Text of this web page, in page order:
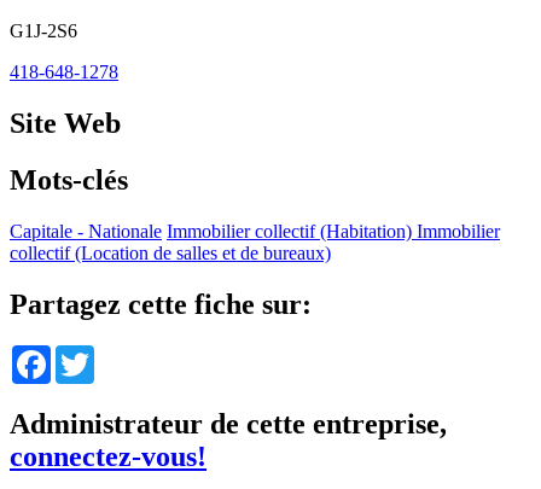
G1J-2S6
418-648-1278
Site Web
Mots-clés
Capitale - Nationale Immobilier collectif (Habitation) Immobilier
collectif (Location de salles et de bureaux)
Partagez cette fiche sur:
Facebook
Administrateur de cette entreprise,
connectez-vous!